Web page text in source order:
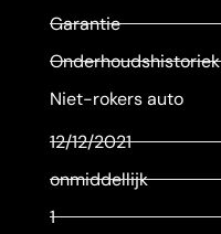
Garantie
Onderhoudshistoriek
Niet-rokers auto
12/12/2021
onmiddellijk
1